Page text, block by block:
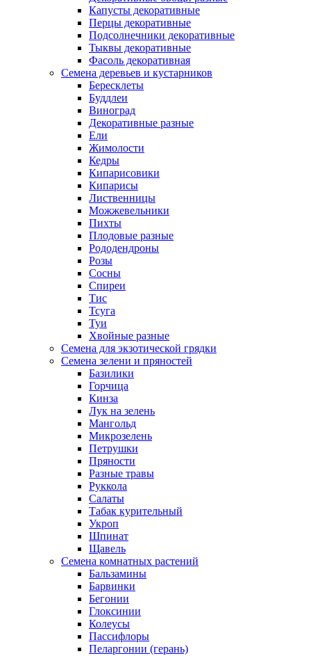
Капусты декоративные
Перцы декоративные
Подсолнечники декоративные
Тыквы декоративные
Фасоль декоративная
Семена деревьев и кустарников
Бересклеты
Буддлеи
Виноград
Декоративные разные
Ели
Жимолости
Кедры
Кипарисовики
Кипарисы
Лиственницы
Можжевельники
Пихты
Плодовые разные
Рододендроны
Розы
Сосны
Спиреи
Тис
Тсуга
Туи
Хвойные разные
Семена для экзотической грядки
Семена зелени и пряностей
Базилики
Горчица
Кинза
Лук на зелень
Мангольд
Микрозелень
Петрушки
Пряности
Разные травы
Руккола
Салаты
Табак курительный
Укроп
Шпинат
Щавель
Семена комнатных растений
Бальзамины
Барвинки
Бегонии
Глоксинии
Колеусы
Пассифлоры
Пеларгонии (герань)